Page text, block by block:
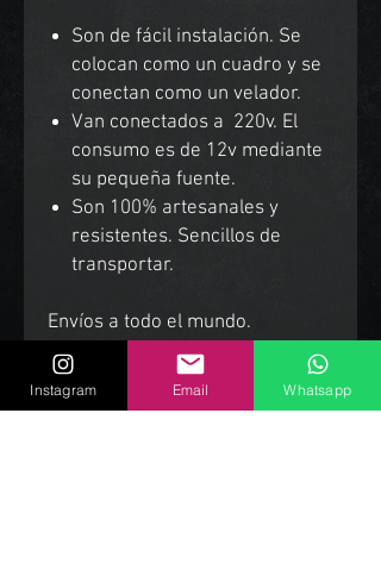
Son de fácil instalación. Se
colocan como un cuadro y se
conectan como un velador.
Van conectados a 220v. El
consumo es de 12v mediante
su pequeña fuente.
Son 100% artesanales y
resistentes. Sencillos de
transportar.
Envíos a todo el mundo.
Instagram Email Whatsapp